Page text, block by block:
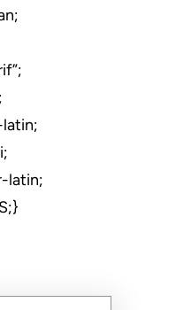
latin;